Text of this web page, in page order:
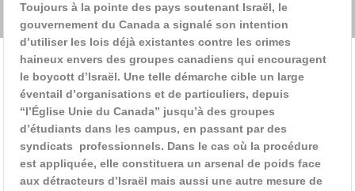
Toujours à la pointe des pays soutenant Israël, le
gouvernement du Canada a signalé son intention
d’utiliser les lois déjà existantes contre les crimes
haineux envers des groupes canadiens qui encouragent
le boycott d’Israël. Une telle démarche cible un large
éventail d’organisations et de particuliers, depuis
“l’Église Unie du Canada” jusqu’à des groupes
d’étudiants dans les campus, en passant par des
syndicats professionnels. Dans le cas où la procédure
est appliquée, elle constituera un arsenal de poids face
aux détracteurs d’Israël mais aussi une autre mesure de